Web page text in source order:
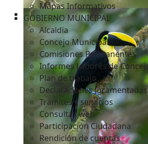
Mapas Informativos
GOBIERNO MUNICIPAL
Alcaldia
Concejo Municipal
Comisiones Permanentes
Informes Labores de
Plan de trabajo
Declaraciones Juramentadas
Tramites y servicios
Consultas web
Participación Ciudadana
Rendición de cuentas